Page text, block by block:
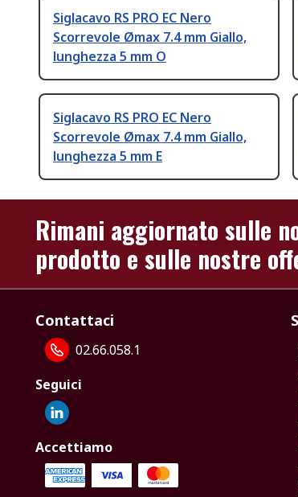
Siglacavo RS PRO EC Nero
Scorrevole Ømax 7.4 mm Giallo,
lunghezza 5 mm O
Siglacavo RS PRO EC Nero
Scorrevole Ømax 7.4 mm Giallo,
lunghezza 5 mm E
Rimani aggiornato sulle
prodotto e sulle nostre
Contattaci
02.66.058.1
Seguici
Accettiamo